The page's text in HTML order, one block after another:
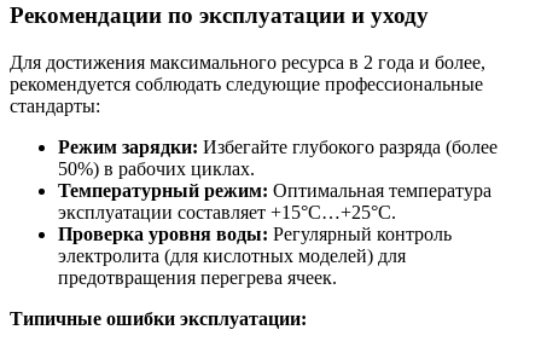
Рекомендации по эксплуатации и уходу
Для достижения максимального ресурса в 2 года и более,
рекомендуется соблюдать следующие профессиональные
стандарты:
Режим зарядки: Избегайте глубокого разряда (более
50%) в рабочих циклах.
Температурный режим: Оптимальная температура
эксплуатации составляет +15°C…+25°C.
Проверка уровня воды: Регулярный контроль
электролита (для кислотных моделей) для
предотвращения перегрева ячеек.
Типичные ошибки эксплуатации: